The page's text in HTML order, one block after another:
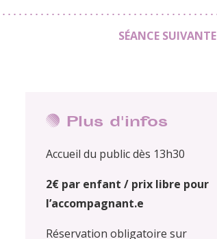
SÉANCE SUIVANTE
Plus d'infos
Accueil du public dès 13h30
2€ par enfant / prix libre pour
l’accompagnant.e
Réservation obligatoire sur